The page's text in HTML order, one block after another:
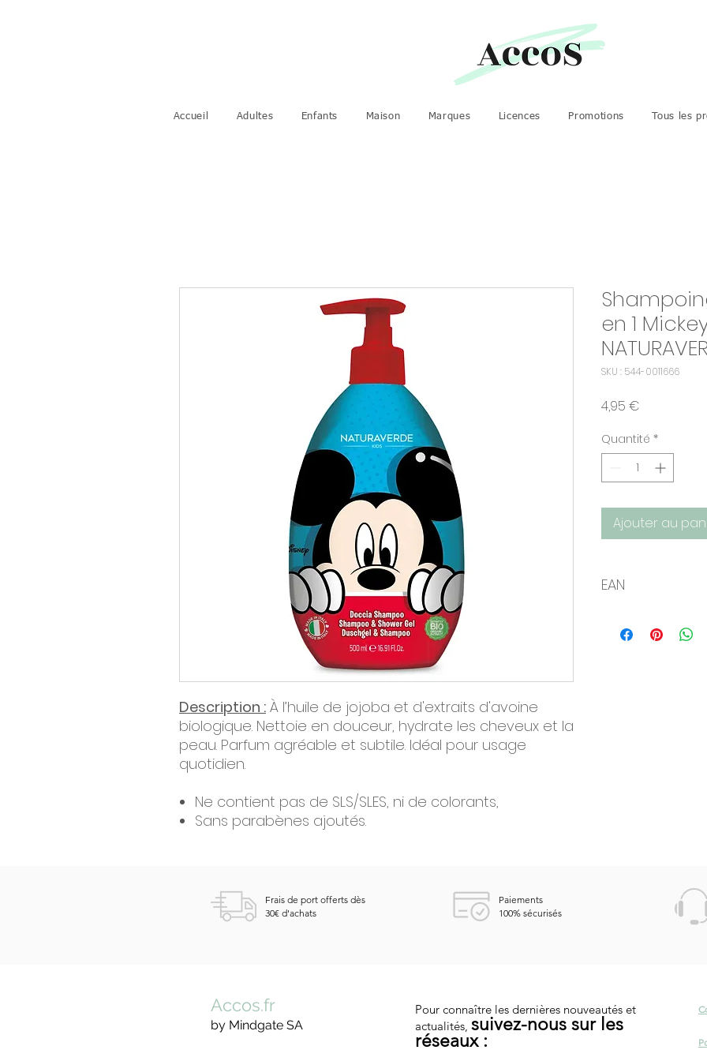
Accueil Adultes Enfants Maison Marques Licences Promotions Tous les
Description : À l’huile de jojoba et d'extraits d'avoine
biologique. Nettoie en douceur, hydrate les cheveux et la
peau. Parfum agréable et subtile. Idéal pour usage
quotidien.
Ne contient pas de SLS/SLES, ni de colorants,
Sans parabènes ajoutés.
en 1
SKU : 544-0011666
4,95 €
Quantité *
Ajouter au
EAN
Frais de port offerts dès
30€ d'achats
Paiements
100% sécurisés
Accos.fr
by Mindgate SA
Pour connaître les dernières nouveautés et
actualités, suivez-nous sur les
réseaux :